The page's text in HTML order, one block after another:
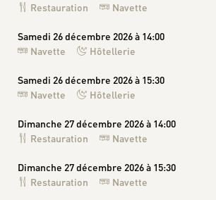
Restauration
Navette
Samedi 26 décembre 2026 à 14:00
Navette
Hôtellerie
Samedi 26 décembre 2026 à 15:30
Navette
Hôtellerie
Dimanche 27 décembre 2026 à 14:00
Restauration
Navette
Dimanche 27 décembre 2026 à 15:30
Restauration
Navette